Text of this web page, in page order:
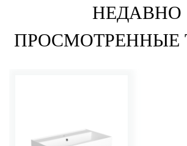
НЕДАВНО
ПРОСМОТРЕННЫЕ